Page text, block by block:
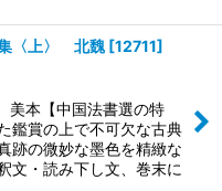
〈上〉 北魏 [12711]
美本【中国法書選の特
鑑賞の上で不可欠な古典
跡の微妙な墨色を精緻な
文・読み下し文、巻末に